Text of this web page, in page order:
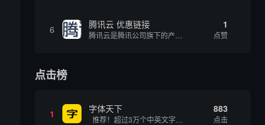
6 腾讯云 优惠链接 1
点赞
点击榜
1 字体天下 883
点击